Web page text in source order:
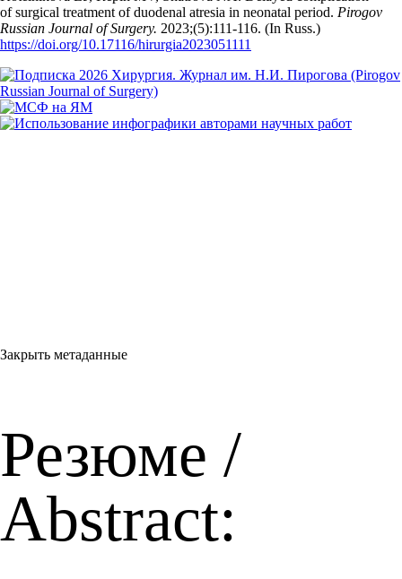
of surgical treatment of duodenal atresia in neonatal period. Pirogov
Russian Journal of Surgery. 2023;(5):111‑116. (In Russ.)
https://doi.org/10.17116/hirurgia2023051111
Закрыть метаданные
Резюме /
Abstract: